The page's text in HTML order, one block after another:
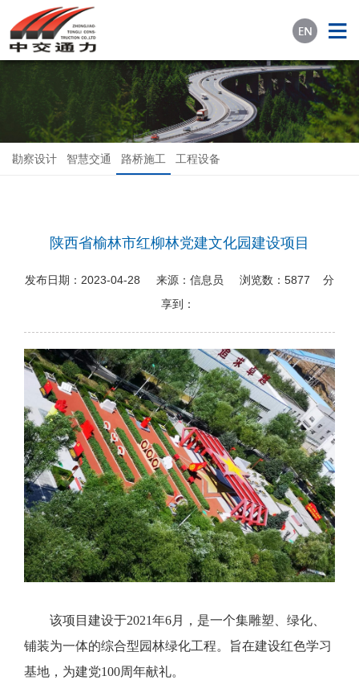
勘察设计 智慧交通 路桥施工 工程设备
陕西省榆林市红柳林党建文化园建设项目
发布日期： 2023-04-28 来源： 信息员 浏览数： 5877 分
享到：
该项目建设于2021年6月，是一个集雕塑、绿化、
铺装为一体的综合型园林绿化工程。旨在建设红色学习
基地，为建党100周年献礼。